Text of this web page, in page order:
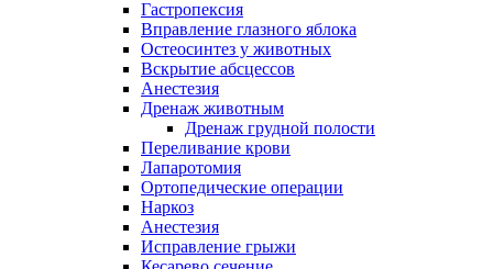
Гастропексия
Вправление глазного яблока
Остеосинтез у животных
Вскрытие абсцессов
Анестезия
Дренаж животным
Дренаж грудной полости
Переливание крови
Лапаротомия
Ортопедические операции
Наркоз
Анестезия
Исправление грыжи